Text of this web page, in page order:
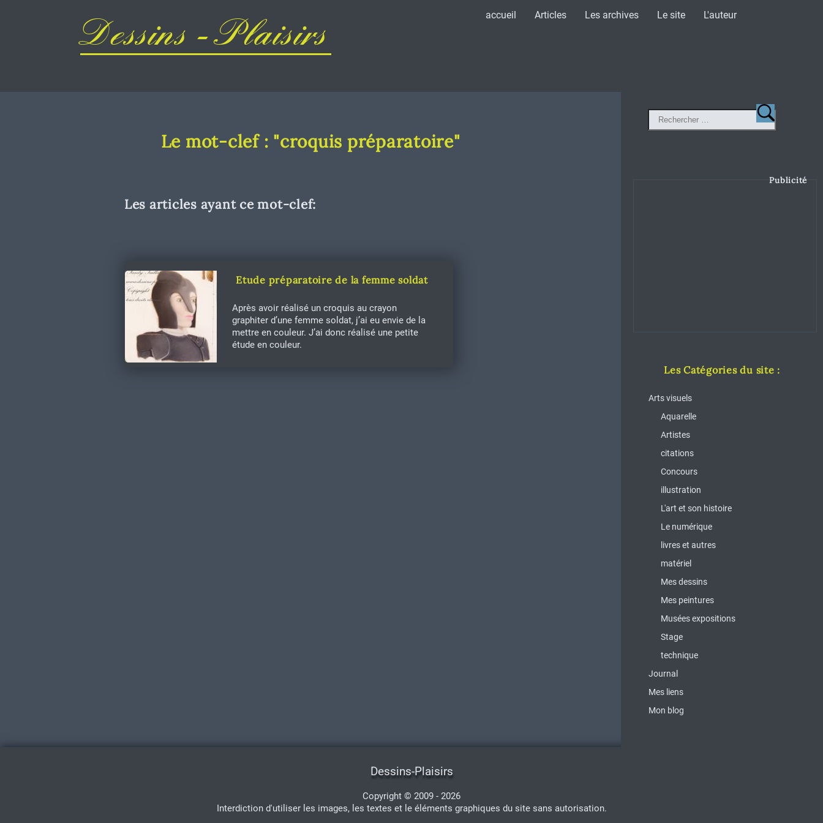
Dessins - Plaisirs
accueil Articles Les archives Le site L'auteur
Le mot-clef : "croquis préparatoire"
Les articles ayant ce mot-clef:
Etude préparatoire de la femme soldat
Après avoir réalisé un croquis au crayon
graphiter d’une femme soldat, j’ai eu envie de la
mettre en couleur. J’ai donc réalisé une petite
étude en couleur.
Publicité
Les Catégories du site :
Arts visuels
Aquarelle
Artistes
citations
Concours
illustration
L'art et son histoire
Le numérique
livres et autres
matériel
Mes dessins
Mes peintures
Musées expositions
Stage
technique
Journal
Mes liens
Mon blog
Dessins-Plaisirs
Copyright © 2009 - 2026
Interdiction d'utiliser les images, les textes et le éléments graphiques du site sans autorisation.